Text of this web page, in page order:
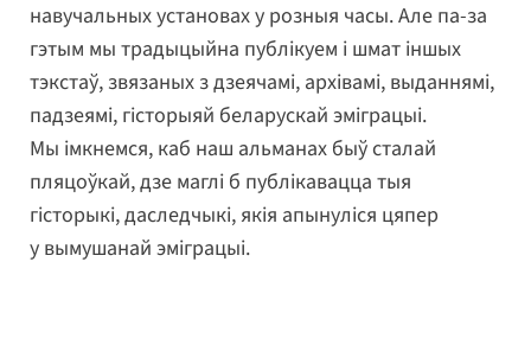
навучальных установах у розныя часы. Але па-за
гэтым мы традыцыйна публікуем і шмат іншых
тэкстаў, звязаных з дзеячамі, архівамі, выданнямі,
падзеямі, гісторыяй беларускай эміграцыі.
Мы імкнемся, каб наш альманах быў сталай
пляцоўкай, дзе маглі б публікавацца тыя
гісторыкі, даследчыкі, якія апынуліся цяпер
у вымушанай эміграцыі.